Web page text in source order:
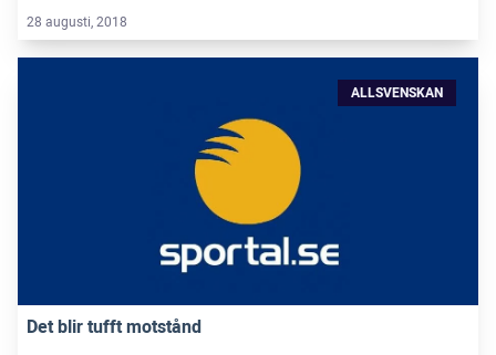
28 augusti, 2018
ALLSVENSKAN
Det blir tufft motstånd